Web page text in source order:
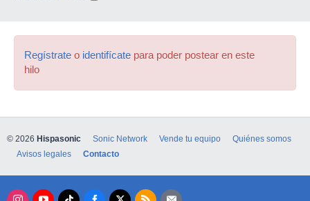
Regístrate o identifícate para poder postear en este
hilo
© 2026 Hispasonic Sonic Network Vende tu equipo
Quiénes somos
Avisos legales
Contacto